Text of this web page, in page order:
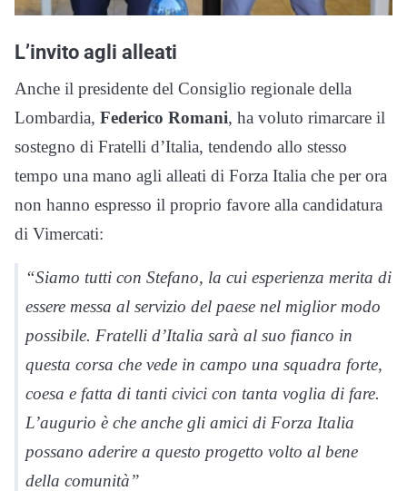
L’invito agli alleati
Anche il presidente del Consiglio regionale della
Lombardia, Federico Romani, ha voluto rimarcare il
sostegno di Fratelli d’Italia, tendendo allo stesso
tempo una mano agli alleati di Forza Italia che per ora
non hanno espresso il proprio favore alla candidatura
di Vimercati:
“Siamo tutti con Stefano, la cui esperienza merita di
essere messa al servizio del paese nel miglior modo
possibile. Fratelli d’Italia sarà al suo fianco in
questa corsa che vede in campo una squadra forte,
coesa e fatta di tanti civici con tanta voglia di fare.
L’augurio è che anche gli amici di Forza Italia
possano aderire a questo progetto volto al bene
della comunità”